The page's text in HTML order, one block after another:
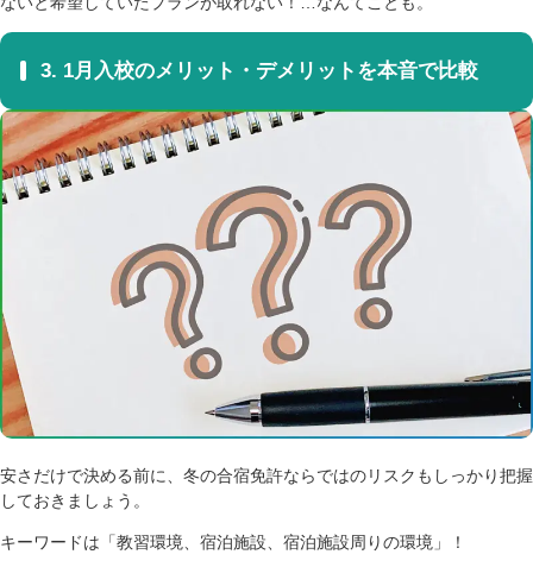
3. 1月入校のメリット・デメリットを本音で比較
安さだけで決める前に、冬の合宿免許ならではのリスクもしっかり把握
しておきましょう。
キーワードは「教習環境、宿泊施設、宿泊施設周りの環境」！